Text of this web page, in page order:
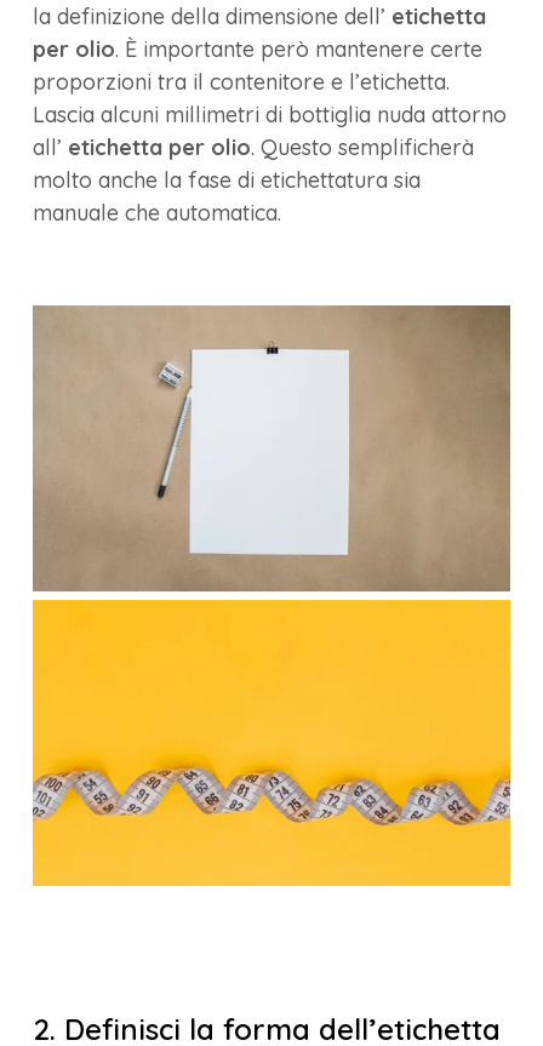
la definizione della dimensione dell’ etichetta
per olio. È importante però mantenere certe
proporzioni tra il contenitore e l’etichetta.
Lascia alcuni millimetri di bottiglia nuda attorno
all’ etichetta per olio. Questo semplificherà
molto anche la fase di etichettatura sia
manuale che automatica.
2. Definisci la forma dell’etichetta